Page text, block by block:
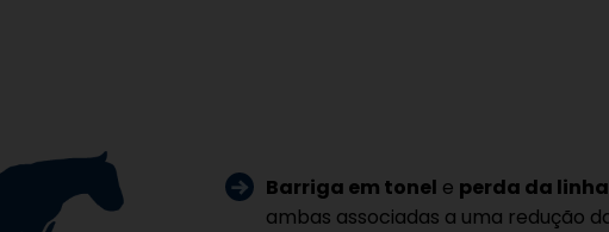
Barriga em tonel e perda da
ambas associadas a uma redução